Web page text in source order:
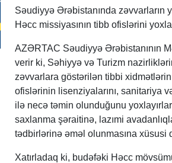
Səudiyyə Ərəbistanında zəvvarların
Həcc missiyasının tibb ofislərini
AZƏRTAC Səudiyyə Ərəbistanının
verir ki, Səhiyyə və Turizm
zəvvarlara göstərilən tibbi
ofislərinin lisenziyalarını, sanitariya
ilə necə təmin olunduğunu
saxlanma şəraitinə, lazımi
tədbirlərinə əməl olunmasına xüsusi
Xatırladaq ki, budəfəki Həcc